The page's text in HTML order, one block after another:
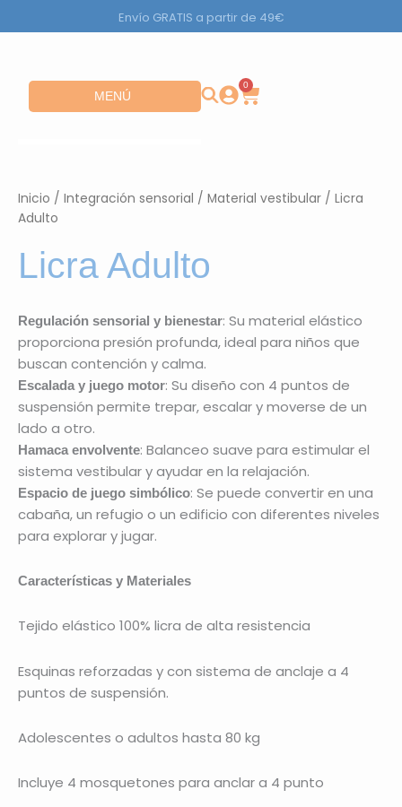
al
Envío GRATIS a partir de 49€
MENÚ Abrir MENÚ 0
Carrito
Inicio / Integración sensorial / Material vestibular / Licra
Adulto
Licra Adulto
Regulación sensorial y bienestar: Su material elástico
proporciona presión profunda, ideal para niños que
buscan contención y calma.
Escalada y juego motor: Su diseño con 4 puntos de
suspensión permite trepar, escalar y moverse de un
lado a otro.
Hamaca envolvente: Balanceo suave para estimular el
sistema vestibular y ayudar en la relajación.
Espacio de juego simbólico: Se puede convertir en una
cabaña, un refugio o un edificio con diferentes niveles
para explorar y jugar.
Características y Materiales
Tejido elástico 100% licra de alta resistencia
Esquinas reforzadas y con sistema de anclaje a 4
puntos de suspensión.
Adolescentes o adultos hasta 80 kg
Incluye 4 mosquetones para anclar a 4 punto